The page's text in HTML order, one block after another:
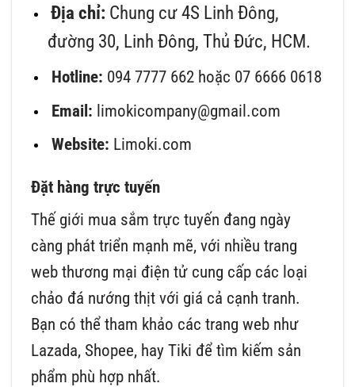
Địa chỉ: Chung cư 4S Linh Đông,
đường 30, Linh Đông, Thủ Đức, HCM.
Hotline: 094 7777 662 hoặc 07 6666 0618
Email: limokicompany@gmail.com
Website: Limoki.com
Đặt hàng trực tuyến
Thế giới mua sắm trực tuyến đang ngày
càng phát triển mạnh mẽ, với nhiều trang
web thương mại điện tử cung cấp các loại
chảo đá nướng thịt với giá cả cạnh tranh.
Bạn có thể tham khảo các trang web như
Lazada, Shopee, hay Tiki để tìm kiếm sản
phẩm phù hợp nhất.